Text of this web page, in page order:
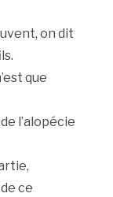
on dit
que
l’alopécie
ce